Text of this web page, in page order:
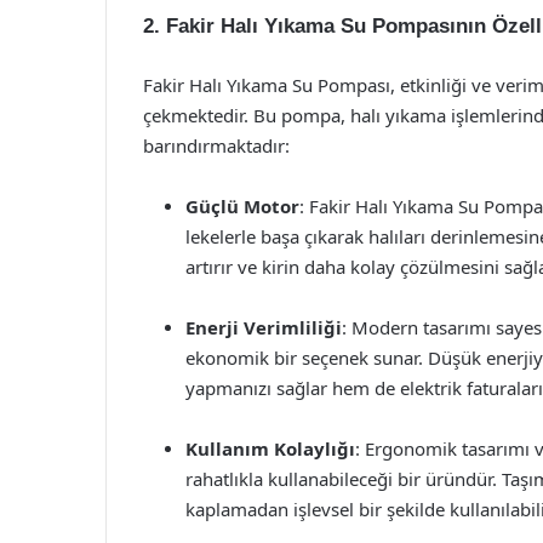
2. Fakir Halı Yıkama Su Pompasının
Fakir Halı Yıkama Su Pompası, etkinliği ve
çekmektedir. Bu pompa, halı yıkama
barındırmaktadır:
Güçlü Motor: Fakir Halı Yıkama Su
lekelerle başa çıkarak halıları
artırır ve kirin daha kolay çözülmesini
Enerji Verimliliği: Modern tasarımı
ekonomik bir seçenek sunar. Düşük
yapmanızı sağlar hem de elektrik
Kullanım Kolaylığı: Ergonomik tasarımı
rahatlıkla kullanabileceği bir üründür.
kaplamadan işlevsel bir şekilde